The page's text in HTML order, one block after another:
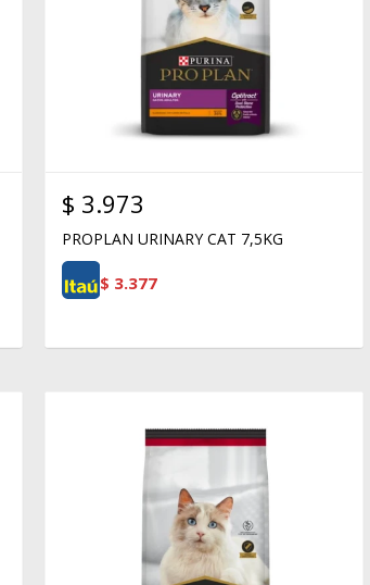
$ 3.973
PROPLAN URINARY CAT 7,5KG
$ 3.377